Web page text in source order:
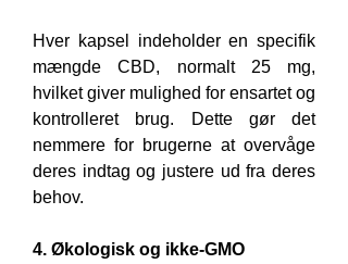
Hver kapsel indeholder en specifik
mængde CBD, normalt 25 mg,
hvilket giver mulighed for ensartet og
kontrolleret brug. Dette gør det
nemmere for brugerne at overvåge
deres indtag og justere ud fra deres
behov.
4. Økologisk og ikke-GMO